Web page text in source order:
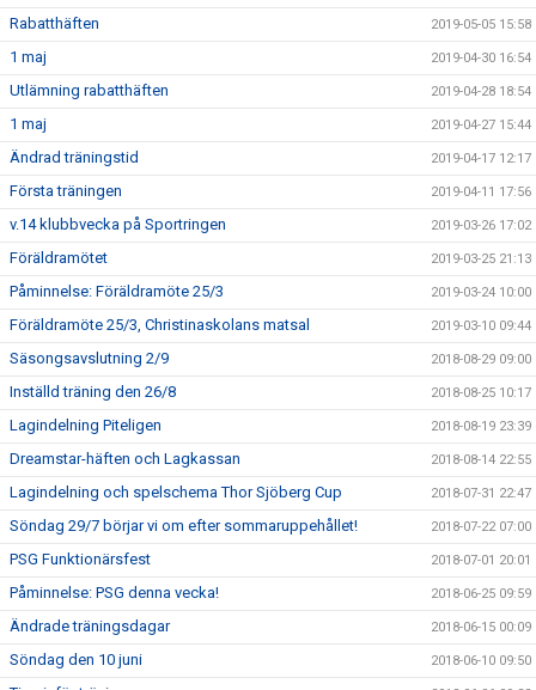
Rabatthäften 2019-05-05 15:58
1 maj 2019-04-30 16:54
Utlämning rabatthäften 2019-04-28 18:54
1 maj 2019-04-27 15:44
Ändrad träningstid 2019-04-17 12:17
Första träningen 2019-04-11 17:56
v.14 klubbvecka på Sportringen 2019-03-26 17:02
Föräldramötet 2019-03-25 21:13
Påminnelse: Föräldramöte 25/3 2019-03-24 10:00
Föräldramöte 25/3, Christinaskolans matsal 2019-03-10 09:44
Säsongsavslutning 2/9 2018-08-29 09:00
Inställd träning den 26/8 2018-08-25 10:17
Lagindelning Piteligen 2018-08-19 23:39
Dreamstar-häften och Lagkassan 2018-08-14 22:55
Lagindelning och spelschema Thor Sjöberg Cup 2018-07-31 22:47
Söndag 29/7 börjar vi om efter sommaruppehållet! 2018-07-22 07:00
PSG Funktionärsfest 2018-07-01 20:01
Påminnelse: PSG denna vecka! 2018-06-25 09:59
Ändrade träningsdagar 2018-06-15 00:09
Söndag den 10 juni 2018-06-10 09:50